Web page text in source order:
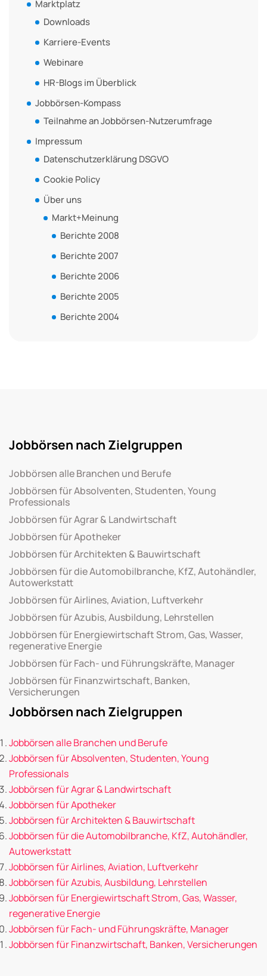
Marktplatz
Downloads
Karriere-Events
Webinare
HR-Blogs im Überblick
Jobbörsen-Kompass
Teilnahme an Jobbörsen-Nutzerumfrage
Impressum
Datenschutzerklärung DSGVO
Cookie Policy
Über uns
Markt+Meinung
Berichte 2008
Berichte 2007
Berichte 2006
Berichte 2005
Berichte 2004
Jobbörsen nach Zielgruppen
Jobbörsen alle Branchen und Berufe
Jobbörsen für Absolventen, Studenten, Young
Professionals
Jobbörsen für Agrar & Landwirtschaft
Jobbörsen für Apotheker
Jobbörsen für Architekten & Bauwirtschaft
Jobbörsen für die Automobilbranche, KfZ, Autohändler,
Autowerkstatt
Jobbörsen für Airlines, Aviation, Luftverkehr
Jobbörsen für Azubis, Ausbildung, Lehrstellen
Jobbörsen für Energiewirtschaft Strom, Gas, Wasser,
regenerative Energie
Jobbörsen für Fach- und Führungskräfte, Manager
Jobbörsen für Finanzwirtschaft, Banken,
Versicherungen
Jobbörsen nach Zielgruppen
Jobbörsen alle Branchen und Berufe
Jobbörsen für Absolventen, Studenten, Young
Professionals
Jobbörsen für Agrar & Landwirtschaft
Jobbörsen für Apotheker
Jobbörsen für Architekten & Bauwirtschaft
Jobbörsen für die Automobilbranche, KfZ, Autohändler,
Autowerkstatt
Jobbörsen für Airlines, Aviation, Luftverkehr
Jobbörsen für Azubis, Ausbildung, Lehrstellen
Jobbörsen für Energiewirtschaft Strom, Gas, Wasser,
regenerative Energie
Jobbörsen für Fach- und Führungskräfte, Manager
Jobbörsen für Finanzwirtschaft, Banken, Versicherungen